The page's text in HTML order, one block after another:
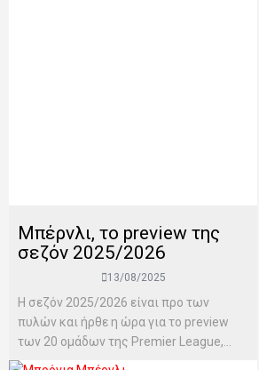
Μπέρνλι, το preview της
σεζόν 2025/2026
13/08/2025
H σεζόν 2025/2026 είναι προ των
πυλών και ήρθε η ώρα για το preview
των 20 ομάδων της Premier League,...